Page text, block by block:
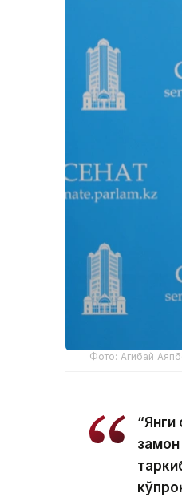
Фото: Агибай